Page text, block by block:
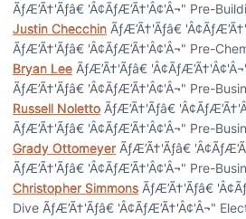
ÃƒÆ’Ã†'Ãƒâ€ 'Â¢ÃƒÆ’Ã†'Â¢'Â¬" Pre-
Justin Checchin ÃƒÆ’Ã†'Ãƒâ€
ÃƒÆ’Ã†'Ãƒâ€ 'Â¢ÃƒÆ’Ã†'Â¢'Â¬" Pre-
Bryan Lee ÃƒÆ’Ã†'Ãƒâ€
ÃƒÆ’Ã†'Ãƒâ€ 'Â¢ÃƒÆ’Ã†'Â¢'Â¬" Pre-
Russell Noletto ÃƒÆ’Ã†'Ãƒâ€
ÃƒÆ’Ã†'Ãƒâ€ 'Â¢ÃƒÆ’Ã†'Â¢'Â¬" Pre-
Grady Ottomeyer ÃƒÆ’Ã†'Ãƒâ€
ÃƒÆ’Ã†'Ãƒâ€ 'Â¢ÃƒÆ’Ã†'Â¢'Â¬" Pre-
Christopher Simmons ÃƒÆ’Ã†'Ãƒâ€
Dive ÃƒÆ’Ã†'Ãƒâ€ 'Â¢ÃƒÆ’Ã†'Â¢'Â¬"